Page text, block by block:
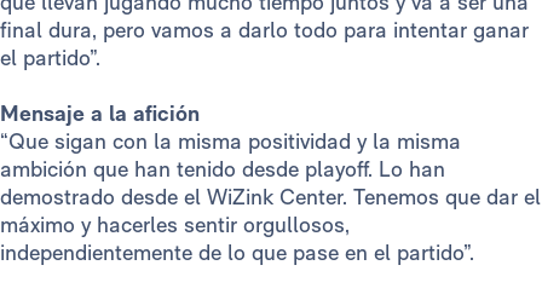
final dura, pero vamos a darlo todo para intentar ganar
el partido”.
Mensaje a la afición
“Que sigan con la misma positividad y la misma
ambición que han tenido desde playoff. Lo han
demostrado desde el WiZink Center. Tenemos que dar el
máximo y hacerles sentir orgullosos,
independientemente de lo que pase en el partido”.